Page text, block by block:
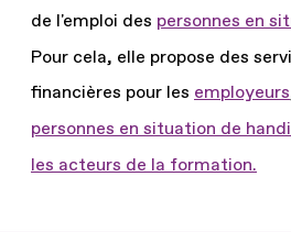
de l'emploi des personnes en
Pour cela, elle propose des
financières pour les employeurs
personnes en situation de
les acteurs de la formation.